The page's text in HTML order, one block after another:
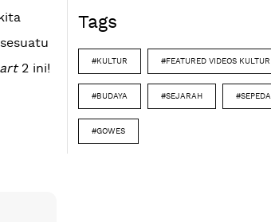
2 ini!
Tags
#KULTUR #FEATURED VIDEOS
#BUDAYA #SEJARAH #SEPEDA
#GOWES